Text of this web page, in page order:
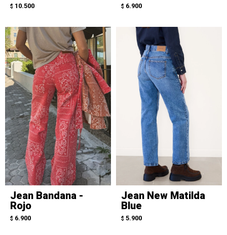
$ 10.500 $ 6.900
Jean Bandana -
Rojo
$ 6.900
Jean New Matilda
Blue
$ 5.900